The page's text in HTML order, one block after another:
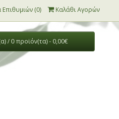
Επιθυμιών (0) Καλάθι Αγορών
/ 0 προϊόν(τα) - 0,00€